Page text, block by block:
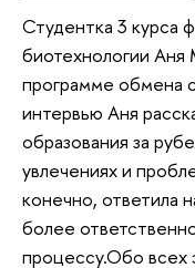
Студентка 3 курса
биотехнологии Аня
программе обмена
интервью Аня
образования за
увлечениях и
конечно, ответила
более
процессу.Обо всех